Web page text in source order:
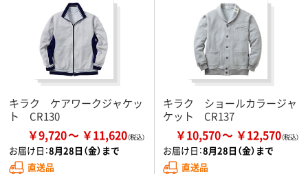
キラク ケアワークジャケッ
ト CR130
￥9,720 ￥11,620
お届け日：8月28日（金）まで
直送品
キラク ショールカラージャ
ケット CR137
￥10,570 ￥12,570
お届け日：8月28日（金）まで
直送品